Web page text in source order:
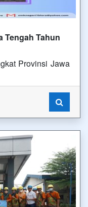
Tengah Tahun
Provinsi Jawa